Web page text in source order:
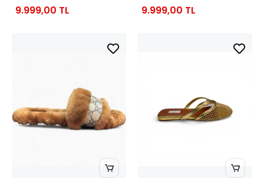
9.999,00 TL 9.999,00 TL